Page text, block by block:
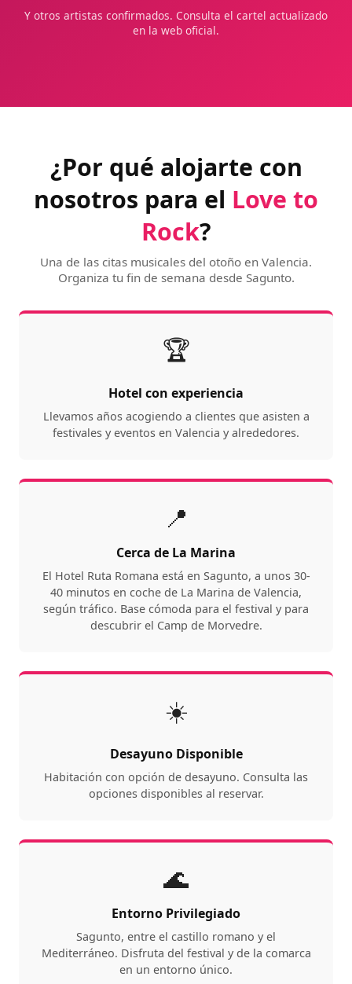
Y otros artistas confirmados. Consulta el cartel actualizado
en la web oficial.
¿Por qué alojarte con
nosotros para el Love to
Rock?
Una de las citas musicales del otoño en Valencia.
Organiza tu fin de semana desde Sagunto.
🏆
Hotel con experiencia
Llevamos años acogiendo a clientes que asisten a
festivales y eventos en Valencia y alrededores.
📍
Cerca de La Marina
El Hotel Ruta Romana está en Sagunto, a unos 30-
40 minutos en coche de La Marina de Valencia,
según tráfico. Base cómoda para el festival y para
descubrir el Camp de Morvedre.
☀️
Desayuno Disponible
Habitación con opción de desayuno. Consulta las
opciones disponibles al reservar.
🌊
Entorno Privilegiado
Sagunto, entre el castillo romano y el
Mediterráneo. Disfruta del festival y de la comarca
en un entorno único.